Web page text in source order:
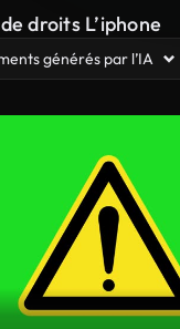
droits L’iphone
générés par l’IA